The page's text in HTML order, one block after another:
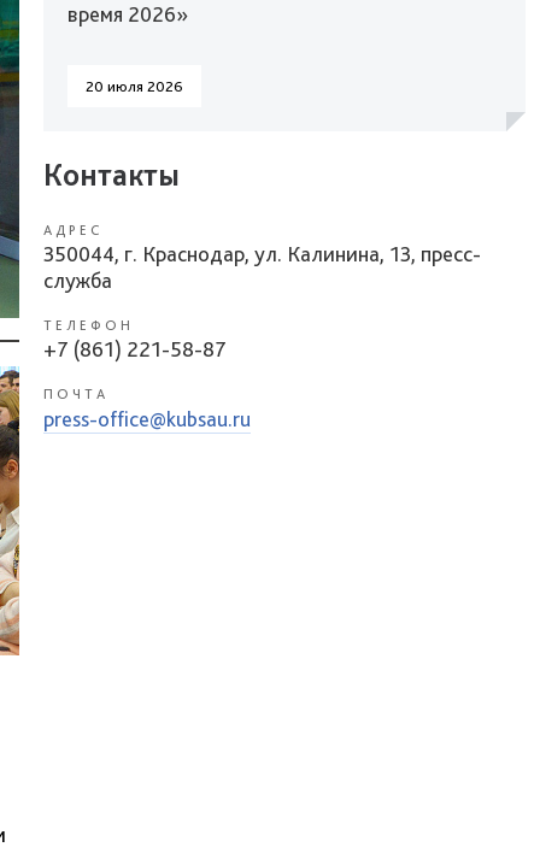
время 2026»
20 июля 2026
Контакты
АДРЕС
350044, г. Краснодар, ул. Калинина, 13, пресс-
служба
ТЕЛЕФОН
+7 (861) 221-58-87
ПОЧТА
press-office@kubsau.ru